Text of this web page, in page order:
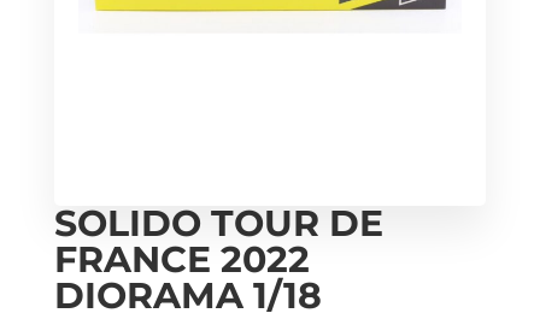
SOLIDO TOUR DE
FRANCE 2022
DIORAMA 1/18